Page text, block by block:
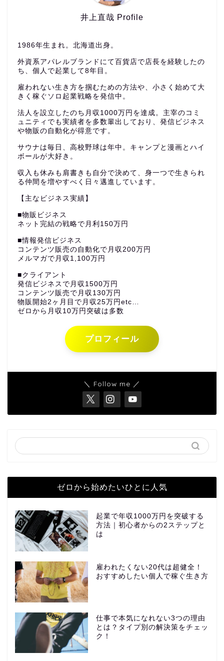
井上直哉 Profile
1986年生まれ。北海道出身。
外資系アパレルブランドにて百貨店で店長を経験したの
ち、個人で起業して8年目。
雇われない生き方を掴むための方法や、小さく始めて大
きく稼ぐソロ起業戦略を発信中。
法人を設立したのち月収1000万円を達成。主宰のコミ
ュニティでも実績者を多数輩出しており、発信ビジネス
や物販の自動化が得意です。
サウナは毎日、高校野球は年中。キャンプと漫画とハイ
ボールが大好き。
収入も休みも肩書きも自分で決めて、身一つで生きられ
る仲間を増やすべく日々邁進しています。
【主なビジネス実績】
■物販ビジネス
ネット完結の戦略で月利150万円
■情報発信ビジネス
コンテンツ販売の自動化で月収200万円
メルマガで月収1,100万円
■クライアント
発信ビジネスで月収1500万円
コンテンツ販売で月収130万円
物販開始2ヶ月目で月収25万円etc…
ゼロから月収10万円突破は多数
プロフィール
＼ Follow me ／
ゼロから始めたいひとに人気
起業で年収1000万円を突破する
方法｜初心者からの2ステップと
は
雇われたくない20代は超健全！
おすすめしたい個人で稼ぐ生き方
仕事で本気になれない3つの理由
とは？タイプ別の解決策をチェッ
ク！